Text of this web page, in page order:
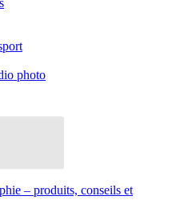
photo
– produits, conseils et